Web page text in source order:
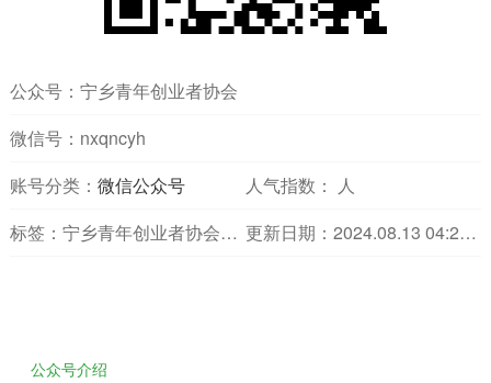
公众号：宁乡青年创业者协会
微信号：nxqncyh
账号分类： 微信公众号 人气指数：
人
标签：宁乡青年创业者协会微信公众号,宁乡青年创业者协会微信
更新日期：2024.08.13 04:28:51
公众号介绍